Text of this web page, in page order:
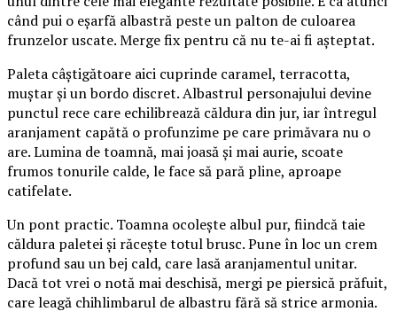
când pui o eșarfă albastră peste un palton de culoarea
frunzelor uscate. Merge fix pentru că nu te-ai fi așteptat.
Paleta câștigătoare aici cuprinde caramel, terracotta,
muștar și un bordo discret. Albastrul personajului devine
punctul rece care echilibrează căldura din jur, iar întregul
aranjament capătă o profunzime pe care primăvara nu o
are. Lumina de toamnă, mai joasă și mai aurie, scoate
frumos tonurile calde, le face să pară pline, aproape
catifelate.
Un pont practic. Toamna ocolește albul pur, fiindcă taie
căldura paletei și răcește totul brusc. Pune în loc un crem
profund sau un bej cald, care lasă aranjamentul unitar.
Dacă tot vrei o notă mai deschisă, mergi pe piersică prăfuit,
care leagă chihlimbarul de albastru fără să strice armonia.